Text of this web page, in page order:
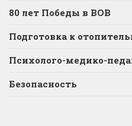
80 лет Победы в ВОВ
Подготовка к
Психолого-медико-
Безопасность